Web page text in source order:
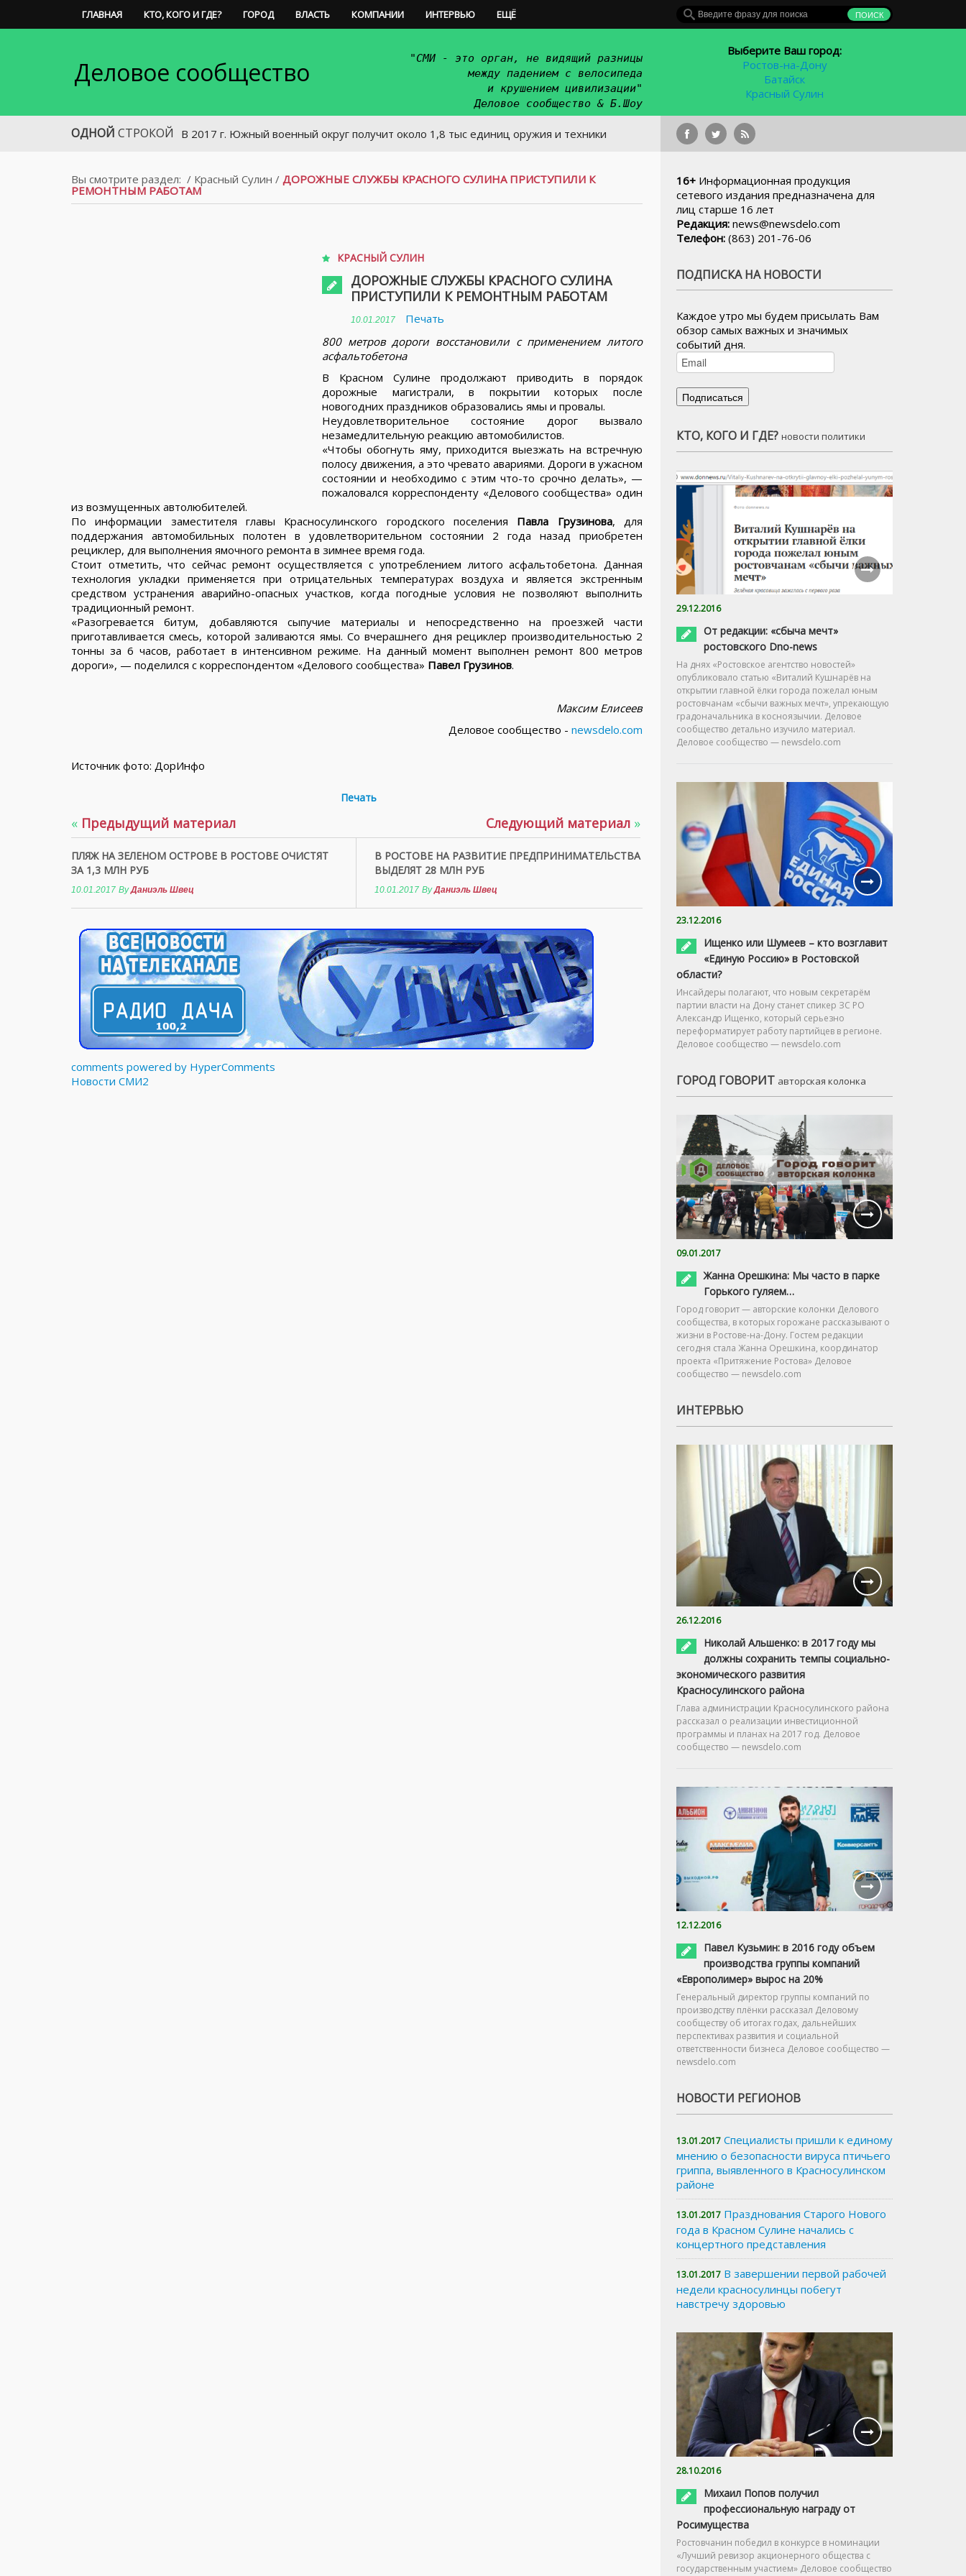
ГЛАВНАЯ КТО, КОГО И ГДЕ? ГОРОД ВЛАСТЬ КОМПАНИИ ИНТЕРВЬЮ ЕЩЁ
Деловое сообщество
"СМИ - это орган, не видящий разницы
между падением с велосипеда
и крушением цивилизации"
Деловое сообщество & Б.Шоу
Выберите Ваш город:
Ростов-на-Дону
Батайск
Красный Сулин
ОДНОЙ СТРОКОЙ
В 2017 г. Южный военный округ получит около 1,8 тыс единиц оружия и техники
Вы смотрите раздел: / Красный Сулин / ДОРОЖНЫЕ СЛУЖБЫ КРАСНОГО СУЛИНА ПРИСТУПИЛИ К
РЕМОНТНЫМ РАБОТАМ
КРАСНЫЙ СУЛИН
ДОРОЖНЫЕ СЛУЖБЫ КРАСНОГО СУЛИНА
ПРИСТУПИЛИ К РЕМОНТНЫМ РАБОТАМ
10.01.2017
Печать
800 метров дороги восстановили с применением литого
асфальтобетона
В Красном Сулине продолжают приводить в порядок
дорожные магистрали, в покрытии которых после
новогодних праздников образовались ямы и провалы.
Неудовлетворительное состояние дорог вызвало
незамедлительную реакцию автомобилистов.
«Чтобы обогнуть яму, приходится выезжать на встречную
полосу движения, а это чревато авариями. Дороги в ужасном
состоянии и необходимо с этим что-то срочно делать», —
пожаловался корреспонденту «Делового сообщества» один
из возмущенных автолюбителей.
По информации заместителя главы Красносулинского городского поселения Павла Грузинова, для
поддержания автомобильных полотен в удовлетворительном состоянии 2 года назад приобретен
рециклер, для выполнения ямочного ремонта в зимнее время года.
Стоит отметить, что сейчас ремонт осуществляется с употреблением литого асфальтобетона. Данная
технология укладки применяется при отрицательных температурах воздуха и является экстренным
средством устранения аварийно-опасных участков, когда погодные условия не позволяют выполнить
традиционный ремонт.
«Разогревается битум, добавляются сыпучие материалы и непосредственно на проезжей части
приготавливается смесь, которой заливаются ямы. Со вчерашнего дня рециклер производительностью 2
тонны за 6 часов, работает в интенсивном режиме. На данный момент выполнен ремонт 800 метров
дороги», — поделился с корреспондентом «Делового сообщества» Павел Грузинов.
Максим Елисеев
Деловое сообщество - newsdelo.com
Источник фото: ДорИнфо
Печать
« Предыдущий материал
ПЛЯЖ НА ЗЕЛЕНОМ ОСТРОВЕ В РОСТОВЕ ОЧИСТЯТ
ЗА 1,3 МЛН РУБ
10.01.2017 ByДаниэль Швец
Следующий материал »
В РОСТОВЕ НА РАЗВИТИЕ ПРЕДПРИНИМАТЕЛЬСТВА
ВЫДЕЛЯТ 28 МЛН РУБ
10.01.2017 ByДаниэль Швец
comments powered by HyperComments
Новости СМИ2
16+ Информационная продукция
сетевого издания предназначена для
лиц старше 16 лет
Редакция: news@newsdelo.com
Телефон: (863) 201-76-06
ПОДПИСКА НА НОВОСТИ
Каждое утро мы будем присылать Вам
обзор самых важных и значимых
событий дня.
КТО, КОГО И ГДЕ? новости политики
29.12.2016
От редакции: «сбыча мечт»
ростовского Dno-news
На днях «Ростовское агентство новостей»
опубликовало статью «Виталий Кушнарёв на
открытии главной ёлки города пожелал юным
ростовчанам «сбычи важных мечт», упрекающую
градоначальника в косноязычии. Деловое
сообщество детально изучило материал.
Деловое сообщество — newsdelo.com
23.12.2016
Ищенко или Шумеев – кто возглавит
«Единую Россию» в Ростовской
области?
Инсайдеры полагают, что новым секретарём
партии власти на Дону станет спикер ЗС РО
Александр Ищенко, который серьезно
переформатирует работу партийцев в регионе.
Деловое сообщество — newsdelo.com
ГОРОД ГОВОРИТ авторская колонка
09.01.2017
Жанна Орешкина: Мы часто в парке
Горького гуляем…
Город говорит — авторские колонки Делового
сообщества, в которых горожане рассказывают о
жизни в Ростове-на-Дону. Гостем редакции
сегодня стала Жанна Орешкина, координатор
проекта «Притяжение Ростова» Деловое
сообщество — newsdelo.com
ИНТЕРВЬЮ
26.12.2016
Николай Альшенко: в 2017 году мы
должны сохранить темпы социально-
экономического развития
Красносулинского района
Глава администрации Красносулинского района
рассказал о реализации инвестиционной
программы и планах на 2017 год. Деловое
сообщество — newsdelo.com
12.12.2016
Павел Кузьмин: в 2016 году объем
производства группы компаний
«Европолимер» вырос на 20%
Генеральный директор группы компаний по
производству плёнки рассказал Деловому
сообществу об итогах годах, дальнейших
перспективах развития и социальной
ответственности бизнеса Деловое сообщество —
newsdelo.com
НОВОСТИ РЕГИОНОВ
13.01.2017 Специалисты пришли к единому
мнению о безопасности вируса птичьего
гриппа, выявленного в Красносулинском
районе
13.01.2017 Празднования Старого Нового
года в Красном Сулине начались с
концертного представления
13.01.2017 В завершении первой рабочей
недели красносулинцы побегут
навстречу здоровью
28.10.2016
Михаил Попов получил
профессиональную награду от
Росимущества
Ростовчанин победил в конкурсе в номинации
«Лучший ревизор акционерного общества с
государственным участием» Деловое сообщество